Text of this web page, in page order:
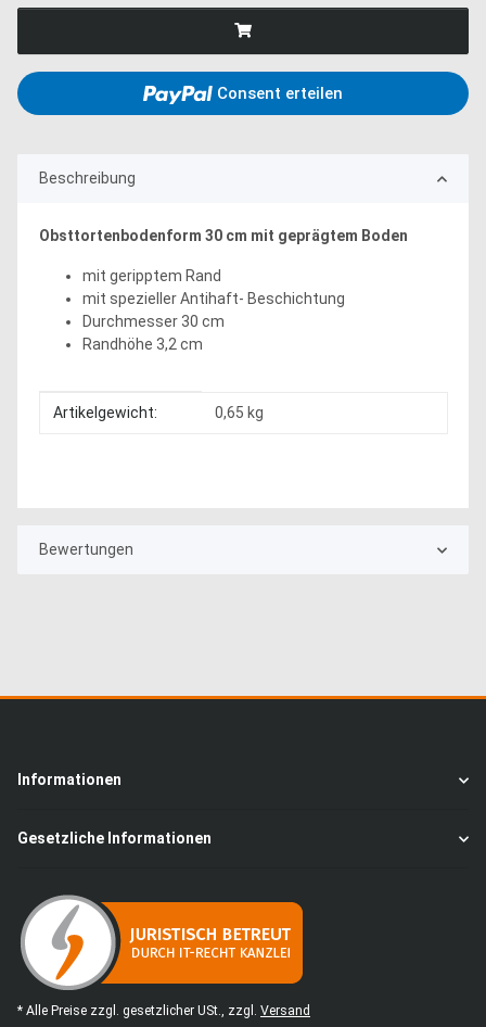
Consent erteilen
Beschreibung
Obsttortenbodenform 30 cm mit geprägtem Boden
mit geripptem Rand
mit spezieller Antihaft- Beschichtung
Durchmesser 30 cm
Randhöhe 3,2 cm
Produkteigenschaft
Wert
Artikelgewicht: 0,65 kg
Bewertungen
Informationen
Gesetzliche Informationen
* Alle Preise zzgl. gesetzlicher USt., zzgl. Versand